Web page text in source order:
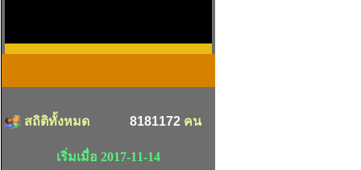
สถิติทั้งหมด 8181172 คน
เริ่มเมื่อ 2017-11-14